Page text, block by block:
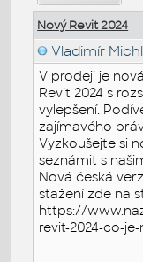
Nový Revit 2024
Vladimír Michl
V prodeji je
Revit 2024 s
vylepšení.
zajímavého
Vyzkoušejte si
seznámit s
Nová česká
stažení zde na
https://
revit-2024-co-